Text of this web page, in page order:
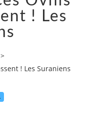
! Les
>
! Les Suraniens